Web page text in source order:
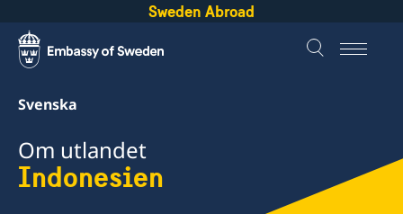
Sweden Abroad
Svenska
Om utlandet
Indonesien